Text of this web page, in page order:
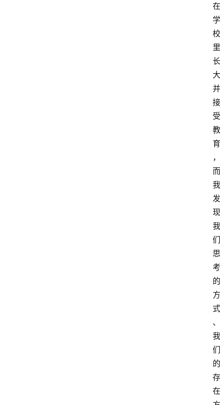
在
学
校
里
长
大
并
接
受
教
育
，
而
我
发
现
我
们
思
考
的
方
式
、
我
们
的
存
在